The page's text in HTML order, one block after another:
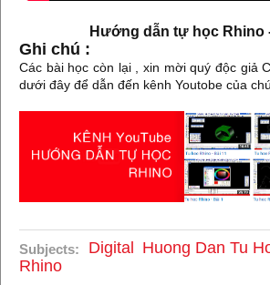
Hướng dẫn tự học Rhino
Ghi chú :
Các bài học còn lại , xin mời quý độc giả
dưới đây để dẫn đến kênh Youtobe của
Subjects: Digital Huong Dan Tu
Rhino